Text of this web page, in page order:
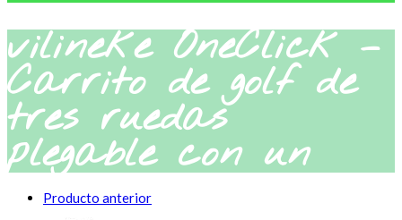
vilineke OneClick –
Carrito de golf de
tres ruedas
plegable con un
solo clic con sop
Producto anterior